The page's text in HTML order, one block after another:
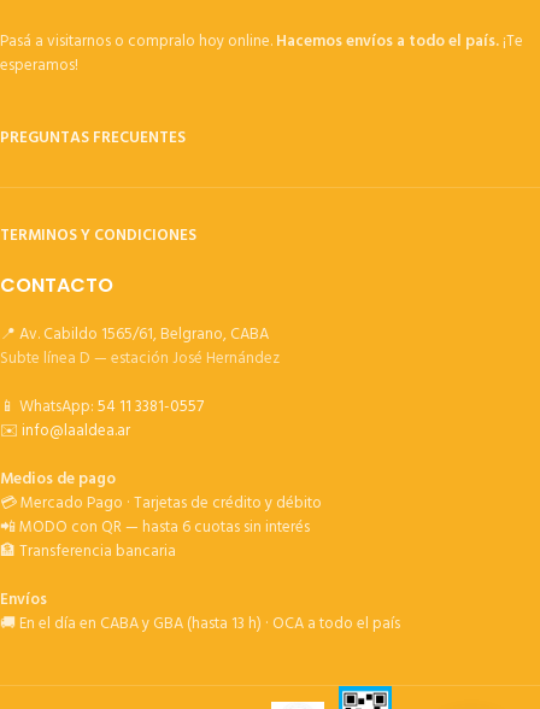
Pasá a visitarnos o compralo hoy online.Hacemos envíos a todo el país.¡Te
esperamos!
PREGUNTAS FRECUENTES
TERMINOS Y CONDICIONES
CONTACTO
📍 Av. Cabildo 1565/61, Belgrano, CABA
Subte línea D — estación José Hernández
📱 WhatsApp:54 11 3381-0557
✉️info@laaldea.ar
Medios de pago
💳 Mercado Pago · Tarjetas de crédito y débito
📲 MODO con QR — hasta 6 cuotas sin interés
🏦 Transferencia bancaria
Envíos
🚚 En el día en CABA y GBA (hasta 13 h) · OCA a todo el país